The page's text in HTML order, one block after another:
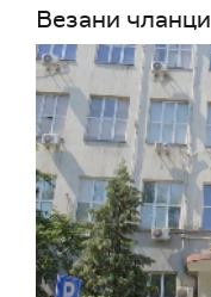
Везани чланци